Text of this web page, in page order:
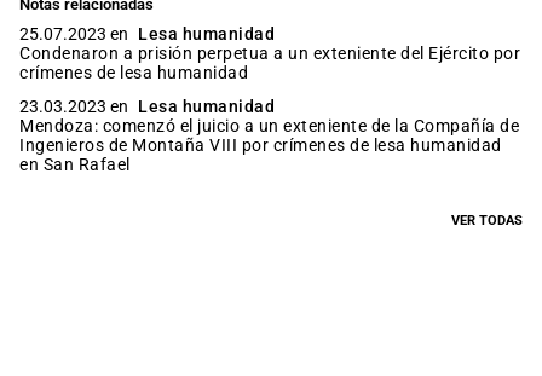
Notas relacionadas
25.07.2023 en
Lesa humanidad
Condenaron a prisión perpetua a un exteniente del Ejército por
crímenes de lesa humanidad
23.03.2023 en
Lesa humanidad
Mendoza: comenzó el juicio a un exteniente de la Compañía de
Ingenieros de Montaña VIII por crímenes de lesa humanidad
en San Rafael
VER TODAS